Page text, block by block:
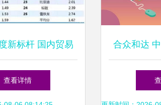
新标杆 国内贸易
的哈弗独赢现象
查看详情
合众和达
学进口好